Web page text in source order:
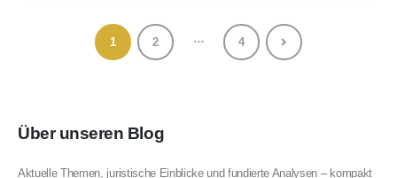
1 2 … 4
Über unseren Blog
Aktuelle Themen, juristische Einblicke und fundierte Analysen – kompakt